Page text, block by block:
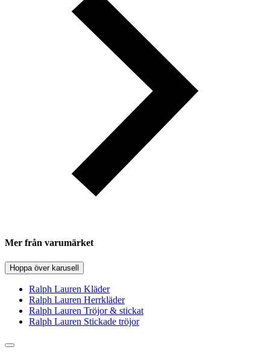
Mer från varumärket
Hoppa över karusell
Ralph Lauren Kläder
Ralph Lauren Herrkläder
Ralph Lauren Tröjor & stickat
Ralph Lauren Stickade tröjor